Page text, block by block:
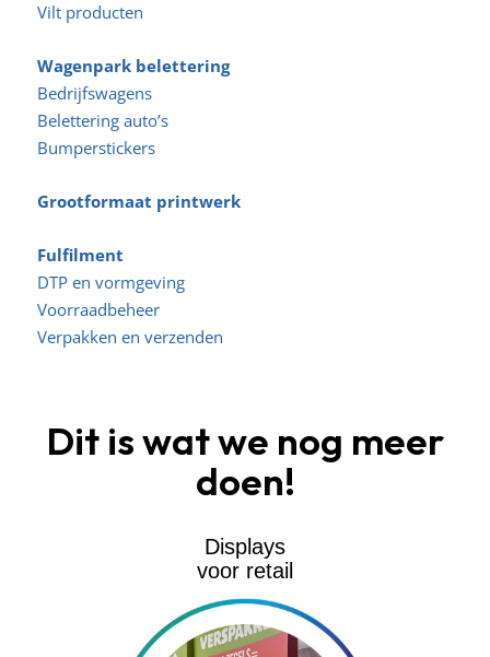
Vilt producten
Wagenpark belettering
Bedrijfswagens
Belettering auto’s
Bumperstickers
Grootformaat printwerk
Fulfilment
DTP en vormgeving
Voorraadbeheer
Verpakken en verzenden
Dit is wat we nog meer
doen!
Displays
voor retail